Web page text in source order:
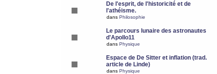
De l'esprit, de l'historicité et de
l'athéisme.
dans Philosophie
Le parcours lunaire des astronautes
d'Apollo11
dans Physique
Espace de De Sitter et inflation (trad.
article de Linde)
dans Physique